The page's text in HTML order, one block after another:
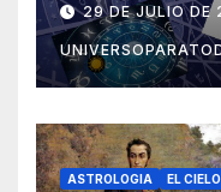
29 DE JULIO DE
ASTROLOGIA EL